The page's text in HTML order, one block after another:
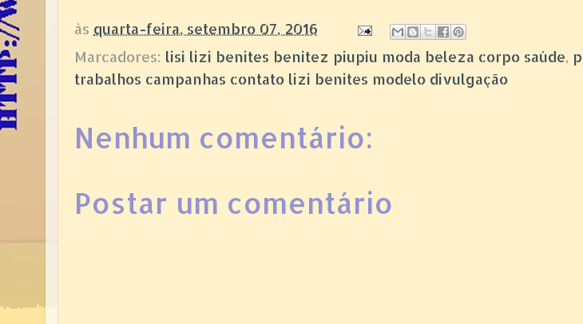
às quarta-feira, setembro 07, 2016
Marcadores: lisi lizi benites benitez piupiu moda beleza corpo saúde,
trabalhos campanhas contato lizi benites modelo divulgação
Nenhum comentário:
Postar um comentário